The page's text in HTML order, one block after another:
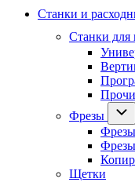
Станки и
Станки для
Фрезы
Фрезы
Фрезы
Щетки